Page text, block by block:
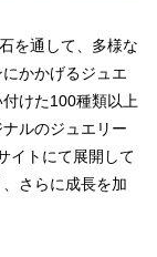
を通して、多様な
かかげるジュエ
けた100種類以上
ルのジュエリー
イトにて展開して
さらに成長を加